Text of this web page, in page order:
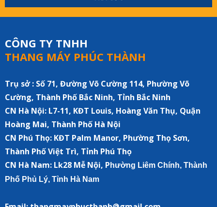
CÔNG TY TNHH
THANG MÁY PHÚC THÀNH
Trụ sở : Số 71, Đường Võ Cường 114, Phường Võ
Cường, Thành Phố Bắc Ninh, Tỉnh Bắc Ninh
CN Hà Nội: L7-11, KĐT Louis, Hoàng Văn Thụ, Quận
Hoàng Mai, Thành Phố Hà Nội
CN Phú Thọ: KĐT Palm Manor, Phường Thọ Sơn,
Thành Phố Việt Trì, Tỉnh Phú Thọ
CN Hà Nam: Lk28 Mễ Nội, P hường Liêm Chính, Thành
Phố Phủ Lý, Tỉnh Hà Nam